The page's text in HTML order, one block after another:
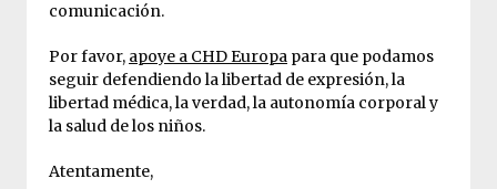
comunicación.
Por favor, apoye a CHD Europa para que podamos
seguir defendiendo la libertad de expresión, la
libertad médica, la verdad, la autonomía corporal y
la salud de los niños.
Atentamente,